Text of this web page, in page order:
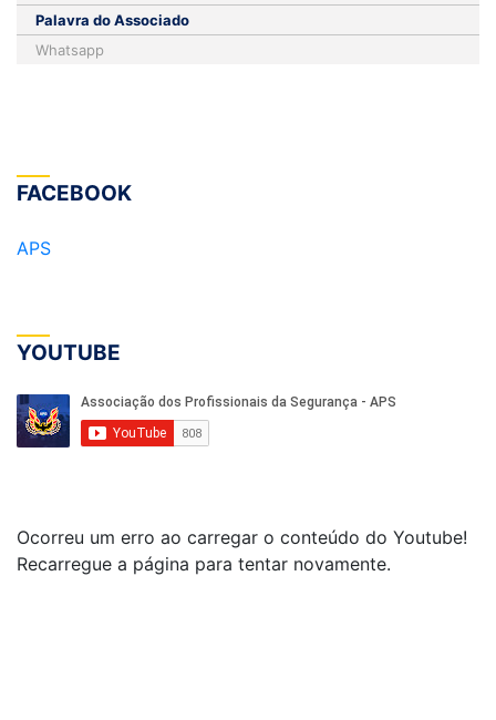
Palavra do Associado
Whatsapp
FACEBOOK
APS
YOUTUBE
Ocorreu um erro ao carregar o conteúdo do Youtube!
Recarregue a página para tentar novamente.